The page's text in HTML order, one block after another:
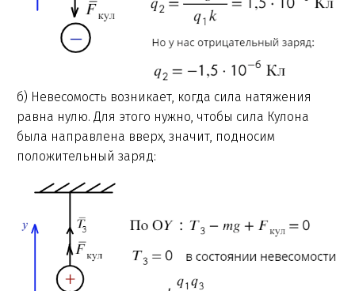
б) Невесомость возникает, когда сила натяжения
равна нулю. Для этого нужно, чтобы сила Кулона
была направлена вверх, значит, подносим
положительный заряд: